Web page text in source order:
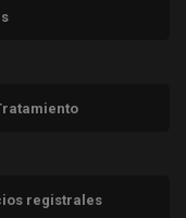
registrales